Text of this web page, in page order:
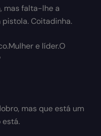
mas falta-lhe a
Coitadinha.
e líder.O
mas que está um
está.